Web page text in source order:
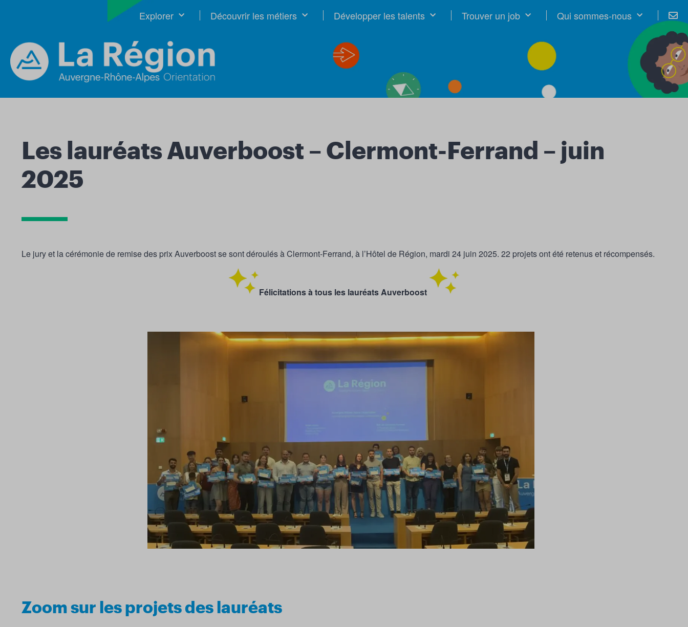
Explorer Découvrir les métiers Développer les talents Trouver un job Qui sommes-nous
Les lauréats Auverboost – Clermont-Ferrand – juin
2025
Le jury et la cérémonie de remise des prix Auverboost se sont déroulés à Clermont-Ferrand, à l’Hôtel de Région, mardi 24 juin 2025. 22 projets ont été retenus et récompensés.
Félicitations à tous les lauréats Auverboost
Zoom sur les projets des lauréats